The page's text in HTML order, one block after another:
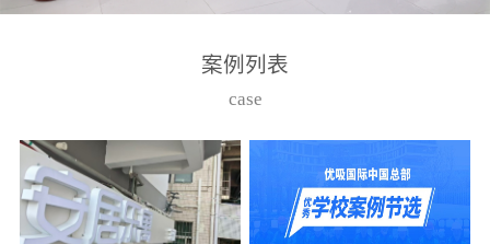
高技能的团队。汇聚了众
取得了多项产品技术专利
和多项国家版权局著作
权，获得高新技术企业称
号。生产优势自主生产自
案例列表
case